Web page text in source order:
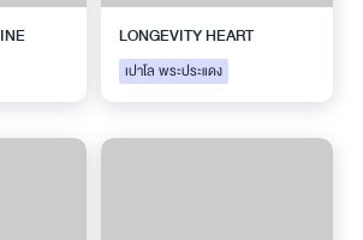
LONGEVITY HEART
เปาโล พระประแดง